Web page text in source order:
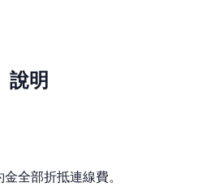
說明
全部折抵連線費。